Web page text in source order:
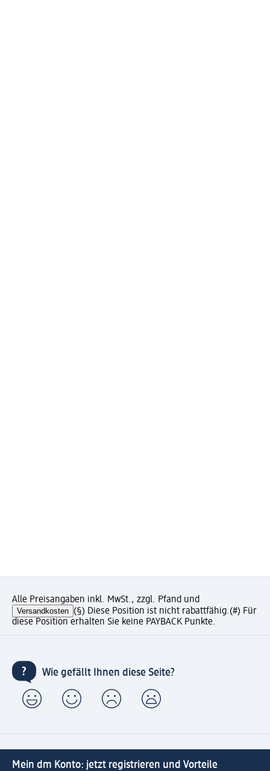
Alle Preisangaben inkl. MwSt., zzgl. Pfand und
Versandkosten (§) Diese Position ist nicht rabattfähig.(#) Für
diese Position erhalten Sie keine PAYBACK Punkte.
Wie gefällt Ihnen diese Seite?
Mein dm Konto: jetzt registrieren und Vorteile